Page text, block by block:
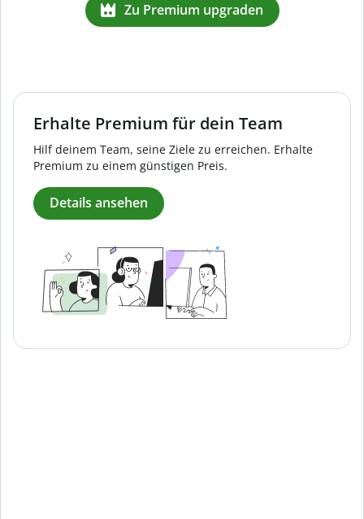
Zu Premium upgraden
Erhalte Premium für dein Team
Hilf deinem Team, seine Ziele zu erreichen. Erhalte
Premium zu einem günstigen Preis.
Details ansehen